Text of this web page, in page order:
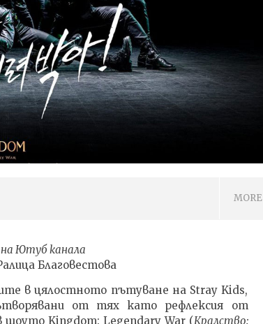
MORE
на Ютуб канала
Благовестова
в цялостното пътуване на Stray Kids,
от тях като рефлексия от
Kingdom: Legendary War (Кралство: